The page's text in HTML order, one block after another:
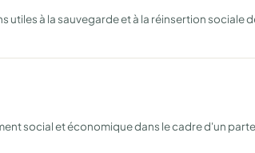
à la sauvegarde et à la réinsertion sociale
social et économique dans le cadre d'un